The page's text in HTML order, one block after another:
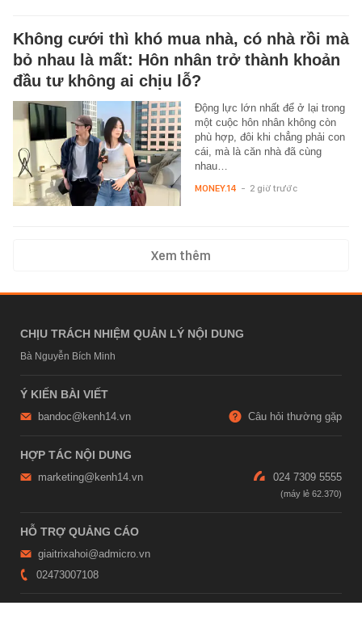
Không cưới thì khó mua nhà, có nhà rồi mà
bỏ nhau là mất: Hôn nhân trở thành khoản
đầu tư không ai chịu lỗ?
Động lực lớn nhất để ở lại trong
một cuộc hôn nhân không còn
phù hợp, đôi khi chẳng phải con
cái, mà là căn nhà đã cùng
nhau…
MONEY.14 - 2 giờ trước
Xem thêm
CHỊU TRÁCH NHIỆM QUẢN LÝ NỘI DUNG
Bà Nguyễn Bích Minh
Ý KIẾN BÀI VIẾT
bandoc@kenh14.vn Câu hỏi thường gặp
HỢP TÁC NỘI DUNG
marketing@kenh14.vn 024 7309 5555
HỖ TRỢ QUẢNG CÁO
giaitrixahoi@admicro.vn
02473007108